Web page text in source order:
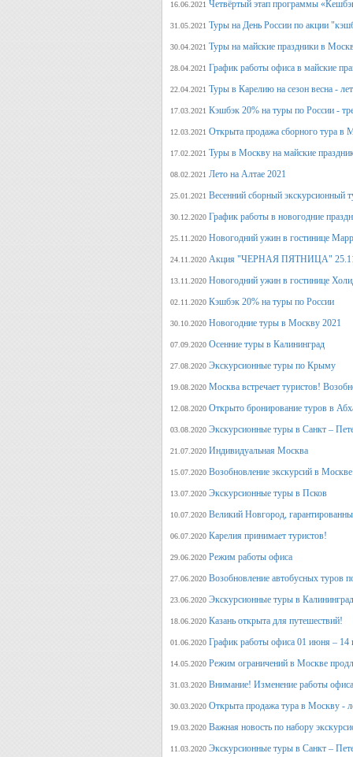
16.06.2021 Четвёртый этап программы
31.05.2021 Туры на День России по акции
30.04.2021 Туры на майские праздники в
28.04.2021 График работы офиса в майские
22.04.2021 Туры в Карелию на сезон весна -
17.03.2021 Кэшбэк 20% на туры по России -
12.03.2021 Открыта продажа сборного тура в
17.02.2021 Туры в Москву на майские
08.02.2021 Лето на Алтае 2021
25.01.2021 Весенний сборный экскурсионный
30.12.2020 График работы в новогодние
25.11.2020 Новогодний ужин в гостинице
24.11.2020 Акция "ЧЕРНАЯ ПЯТНИЦА"
13.11.2020 Новогодний ужин в гостинице
02.11.2020 Кэшбэк 20% на туры по России
30.10.2020 Новогодние туры в Москву 2021
07.09.2020 Осенние туры в Калининград
27.08.2020 Экскурсионные туры по Крыму
19.08.2020 Москва встречает туристов!
12.08.2020 Открыто бронирование туров в
03.08.2020 Экскурсионные туры в Санкт –
21.07.2020 Индивидуальная Москва
15.07.2020 Возобновление экскурсий в
13.07.2020 Экскурсионные туры в Псков
10.07.2020 Великий Новгород,
06.07.2020 Карелия принимает туристов!
29.06.2020 Режим работы офиса
27.06.2020 Возобновление автобусных туров
23.06.2020 Экскурсионные туры в
18.06.2020 Казань открыта для путешествий!
01.06.2020 График работы офиса 01 июня – 14
14.05.2020 Режим ограничений в Москве
31.03.2020 Внимание! Изменение работы
30.03.2020 Открыта продажа тура в Москву -
19.03.2020 Важная новость по набору
11.03.2020 Экскурсионные туры в Санкт –